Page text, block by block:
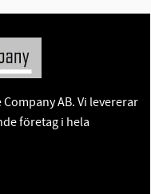
AB. Vi levererar
företag i hela